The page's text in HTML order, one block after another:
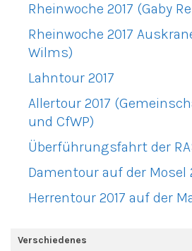
Rheinwoche 2017 (Gaby
Rheinwoche 2017
Wilms)
Lahntour 2017
Allertour 2017
und CfWP)
Überführungsfahrt der
Damentour auf der Mosel
Herrentour 2017 auf der
Verschiedenes